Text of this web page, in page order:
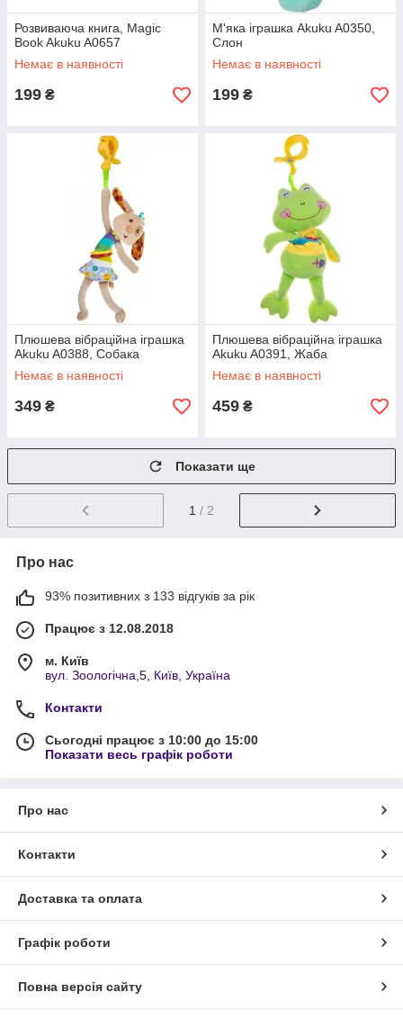
Розвиваюча книга, Magic
Book Akuku A0657
Немає в наявності
199 ₴
М'яка іграшка Akuku A0350,
Слон
Немає в наявності
199 ₴
Плюшева вібраційна іграшка
Akuku A0388, Собака
Немає в наявності
349 ₴
Плюшева вібраційна іграшка
Akuku A0391, Жаба
Немає в наявності
459 ₴
Показати ще
1 / 2
Про нас
93% позитивних з 133 відгуків за рік
Працює з 12.08.2018
м. Київ
вул. Зоологічна,5, Київ, Україна
Контакти
Сьогодні працює з 10:00 до 15:00
Показати весь графік роботи
Про нас
Контакти
Доставка та оплата
Графік роботи
Повна версія сайту